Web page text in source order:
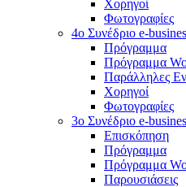
Χορηγοί
Φωτογραφίες
4o Συνέδριο e-
Πρόγραμμα
Πρόγραμμα
Παράλληλες
Χορηγοί
Φωτογραφίες
3ο Συνέδριο e-
Επισκόπηση
Πρόγραμμα
Πρόγραμμα
Παρουσιάσεις